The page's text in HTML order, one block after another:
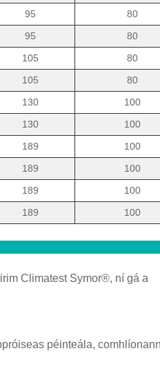
95
80
95
80
105
80
105
80
130
100
130
100
189
100
189
100
189
100
189 100
Climatest Symor®, ní gá a
péinteála,